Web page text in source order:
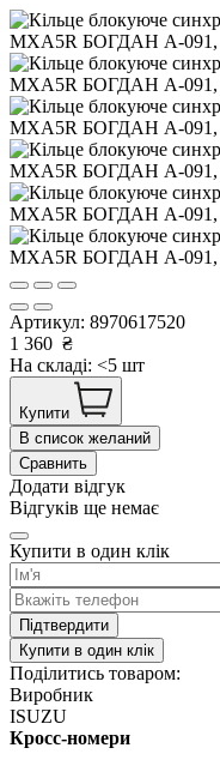
Артикул: 8970617520
1 360 ₴
На складі: <5 шт
Купити
В список желаний
Сравнить
Додати відгук
Відгуків ще немає
Купити в один клік
Підтвердити
Купити в один клік
Поділитись товаром:
Виробник
ISUZU
Кросс-номери